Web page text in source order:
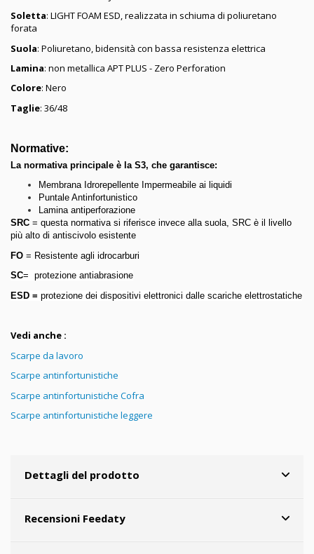
Soletta: LIGHT FOAM ESD, realizzata in schiuma di poliuretano
forata
Suola: Poliuretano, bidensità con bassa resistenza elettrica
Lamina: non metallica APT PLUS - Zero Perforation
Colore: Nero
Taglie: 36/48
Normative:
La normativa principale è la S3, che garantisce:
Membrana Idrorepellente Impermeabile ai liquidi
Puntale Antinfortunistico
Lamina antiperforazione
SRC = questa normativa si riferisce invece alla suola, SRC è il livello
più alto di antiscivolo esistente
FO = Resistente agli idrocarburi
SC= protezione antiabrasione
ESD = protezione dei dispositivi elettronici dalle scariche elettrostatiche
Vedi anche :
Scarpe da lavoro
Scarpe antinfortunistiche
Scarpe antinfortunistiche Cofra
Scarpe antinfortunistiche leggere
Dettagli del prodotto
Recensioni Feedaty